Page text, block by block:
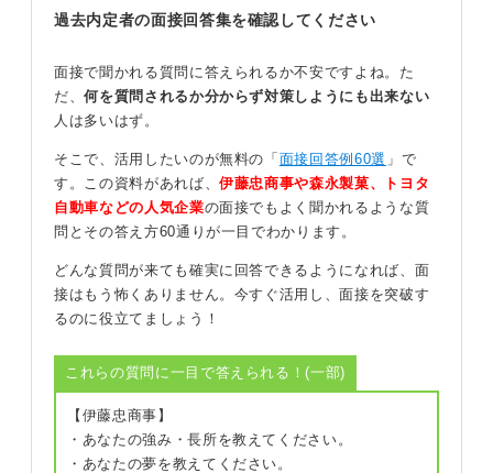
たとえば、「10年後にリーダーになりたい」と伝えて
ます。
プライベートの理想から見えてくる場合も！ 生き方
の理想を考えてみよう
もし仕事だけのキャリアプランが思い浮かばない場合
は、プライベートも含めた理想のライフプランから考え
たとえば、将来の暮らし方から逆算することで、リモー
トワークの必要性など、仕事選びの軸が見えてくること
0
過去内定者の面接回答集を確認してください
面接で聞かれる質問に答えられるか不安ですよね。た
だ、何を質問されるか分からず対策しようにも出来ない
人は多いはず。
そこで、活用したいのが無料の「 面接回答例60選 」で
す。この資料があれば、伊藤忠商事や森永製菓、トヨタ
自動車などの人気企業の面接でもよく聞かれるような質
問とその答え方60通りが一目でわかります。
どんな質問が来ても確実に回答できるようになれば、面
接はもう怖くありません。今すぐ活用し、面接を突破す
るのに役立てましょう！
これらの質問に一目で答えられる！(一部)
【伊藤忠商事】
・あなたの強み・長所を教えてください。
・あなたの夢を教えてください。